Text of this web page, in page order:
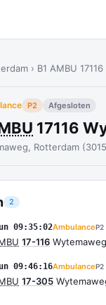
› B1 AMBU
P2 Afgesloten
17116
Rotterdam
2
09:35:02AmbulanceP2
17-116
09:46:16AmbulanceP2
17-305